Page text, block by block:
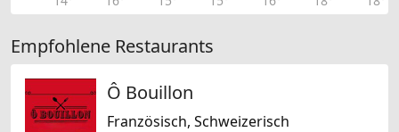
Empfohlene Restaurants
Ô Bouillon
Französisch, Schweizerisch